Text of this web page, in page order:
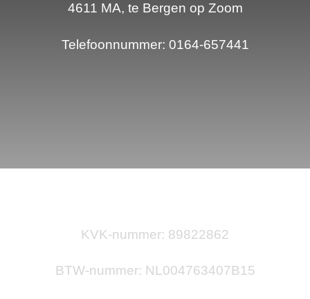
4611 MA, te Bergen op Zoom
Telefoonnummer: 0164-657441
KVK-nummer: 89822862
BTW-nummer: NL004763407B15